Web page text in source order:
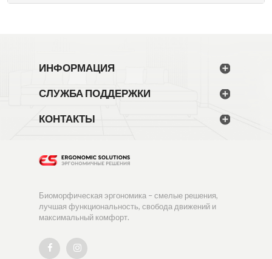
Биоморфическая эргономика – смелые решения,
лучшая функциональность, свобода движений и
максимальный комфорт.
ИНФОРМАЦИЯ
СЛУЖБА ПОДДЕРЖКИ
КОНТАКТЫ